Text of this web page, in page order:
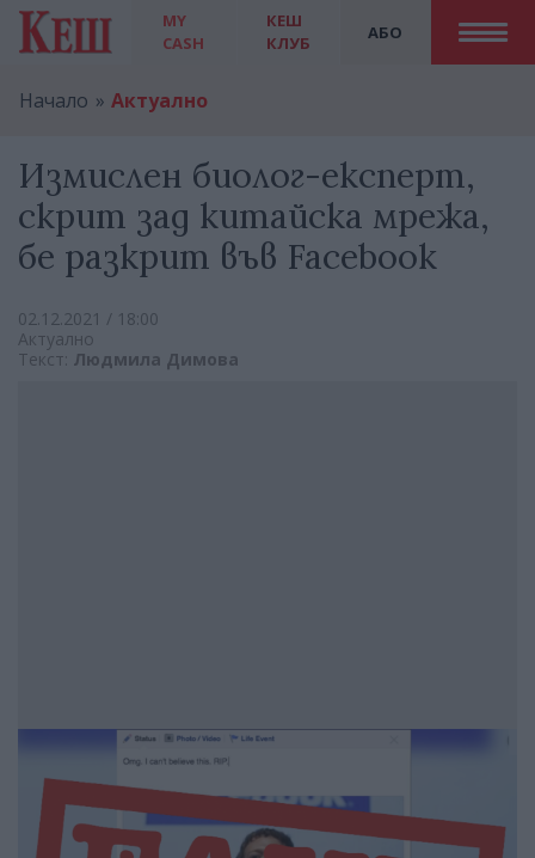
MY
CASH
АБО
КЕШ
КЛУБ
Начало Актуално
Измислен биолог-експерт,
скрит зад китайска мрежа,
бе разкрит във Facebook
02.12.2021 / 18:00
Актуално
Текст: Людмила Димова